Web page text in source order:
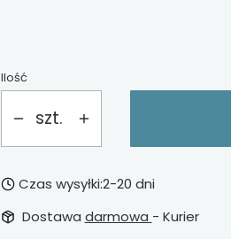
Ilość
szt.
Czas wysyłki:2-20 dni
Dostawa darmowa - Kurier